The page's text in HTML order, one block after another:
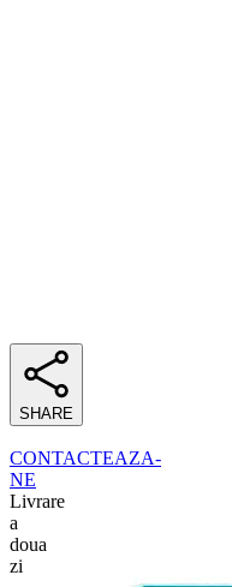
SHARE
CONTACTEAZA-
NE
Livrare
a
doua
zi